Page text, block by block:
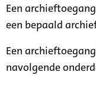
Een
een bepaald
Een
navolgende